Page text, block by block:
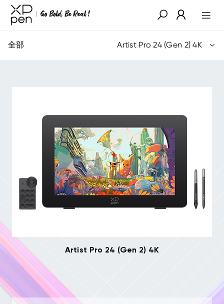
全部 Artist Pro 24 (Gen 2) 4K
Artist Pro 24 (Gen 2) 4K
隨時一鍵退訂
繪畫教學